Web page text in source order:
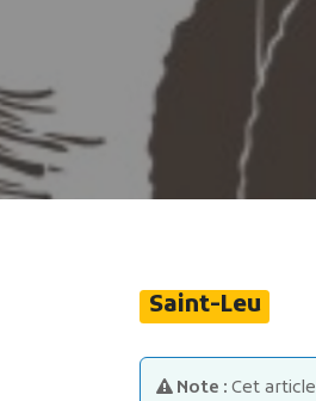
Saint-Leu
Note : Cet